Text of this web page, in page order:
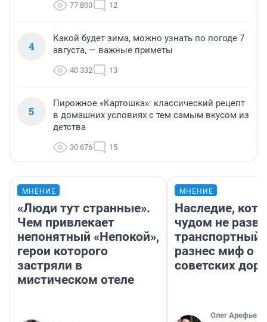
77 800 12
4
Какой будет зима, можно узнать по погоде 7
августа, — важные приметы
40 332 13
5
Пирожное «Картошка»: классический рецепт
в домашних условиях с тем самым вкусом из
детства
30 676 15
МНЕНИЕ
«Люди тут странные».
Чем привлекает
непонятный «Непокой»,
герои которого
застряли в
мистическом отеле
МНЕНИЕ
Наследие,
чудом не
транспортный
разнес миф о
советских
Олег Арефьев